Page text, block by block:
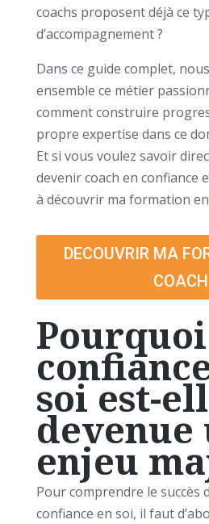
coachs proposent déjà ce
d’accompagnement ?
Dans ce guide complet,
ensemble ce métier
comment construire
propre expertise dans ce
Et si vous voulez savoir
devenir coach en confiance
à découvrir ma formation
DECOUVRIR MA
COACH
soi est-
devenue
enjeu
Pour comprendre le succès
confiance en soi, il faut